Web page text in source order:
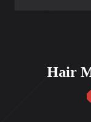
Hair